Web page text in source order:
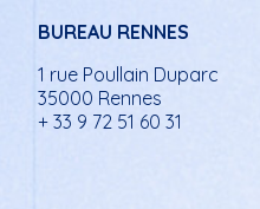
BUREAU RENNES
1 rue Poullain Duparc
35000 Rennes
+ 33 9 72 51 60 31